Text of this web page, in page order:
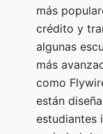
más
crédito y
algunas
más
como
están
estudiantes